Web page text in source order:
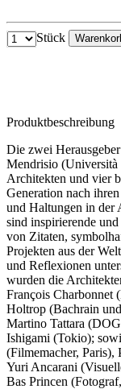
Stück
Produktbeschreibung
Die zwei
Mendrisio (Università
Architekten und vier
Generation nach
und Haltungen in der
sind inspirierende
von Zitaten,
Projekten aus der
und Reflexionen
wurden die
François Charbonnet
Holtrop (Bachrain
Martino Tattara
Ishigami (Tokio);
(Filmemacher,
Yuri Ancarani
Bas Princen